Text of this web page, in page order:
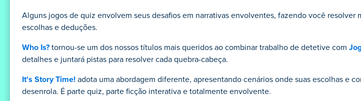
Alguns jogos de quiz envolvem seus desafios em narrativas envolventes, fazendo você resolver
escolhas e deduções.
Who Is? tornou-se um dos nossos títulos mais queridos ao combinar trabalho de detetive com
detalhes e juntará pistas para resolver cada quebra-cabeça.
It's Story Time! adota uma abordagem diferente, apresentando cenários onde suas escolhas e
desenrola. É parte quiz, parte ficção interativa e totalmente envolvente.